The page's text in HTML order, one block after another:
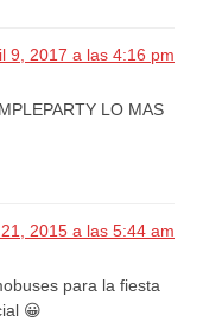
9, 2017 a las 4:16 pm
LO MAS
2015 a las 5:44 am
para la fiesta
😀